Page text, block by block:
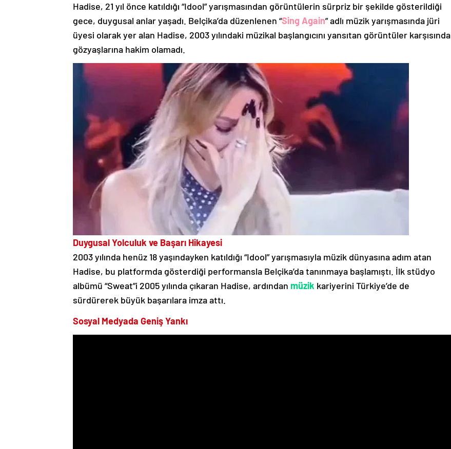
Hadise, 21 yıl önce katıldığı “Idool” yarışmasından görüntülerin sürpriz bir şekilde gösterildiği
gece, duygusal anlar yaşadı. Belçika’da düzenlenen “Sing Again” adlı müzik yarışmasında jüri
üyesi olarak yer alan Hadise, 2003 yılındaki müzikal başlangıcını yansıtan görüntüler karşısında
gözyaşlarına hakim olamadı.
Duygusal Yolculuk ve Başarı Hikayesi
2003 yılında henüz 18 yaşındayken katıldığı “Idool” yarışmasıyla müzik dünyasına adım atan
Hadise, bu platformda gösterdiği performansla Belçika’da tanınmaya başlamıştı. İlk stüdyo
albümü “Sweat”i 2005 yılında çıkaran Hadise, ardından müzik kariyerini Türkiye’de de
sürdürerek büyük başarılara imza attı.
Sosyal Medyada Geniş Yankı